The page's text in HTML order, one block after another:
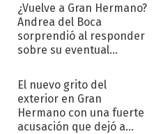
¿Vuelve a Gran Hermano?
Andrea del Boca
sorprendió al responder
sobre su eventual
El nuevo grito del
exterior en Gran
Hermano con una fuerte
acusación que dejó a